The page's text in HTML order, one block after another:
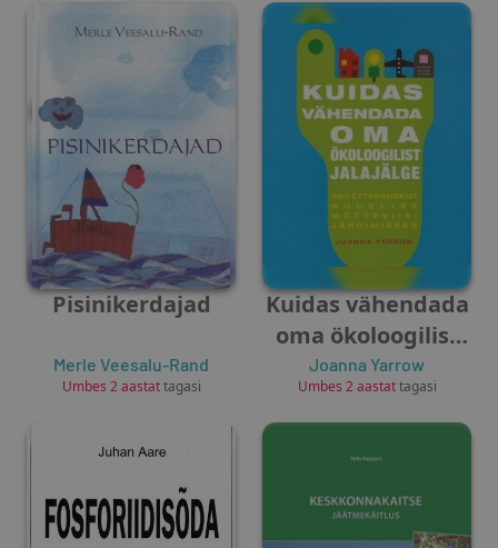
Pisinikerdajad
Merle Veesalu-Rand
Umbes 2 aastattagasi
Kuidas vähendada
oma ökoloogilist
jalajälge
Joanna Yarrow
Umbes 2 aastattagasi